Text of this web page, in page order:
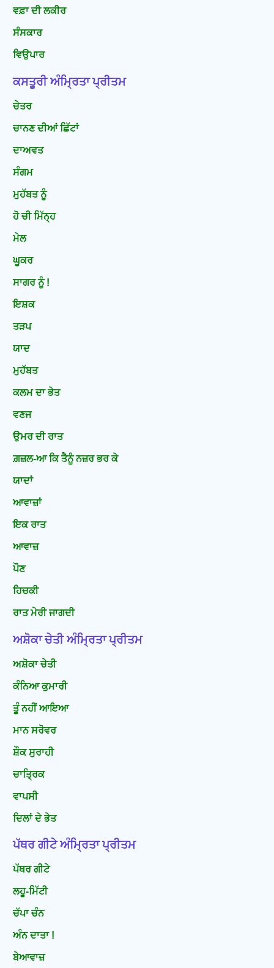
ਵਫ਼ਾ ਦੀ ਲਕੀਰ
ਸੰਸਕਾਰ
ਵਿਉਪਾਰ
ਕਸਤੂਰੀ ਅੰਮ੍ਰਿਤਾ ਪ੍ਰੀਤਮ
ਚੇਤਰ
ਚਾਨਣ ਦੀਆਂ ਛਿੱਟਾਂ
ਦਾਅਵਤ
ਸੰਗਮ
ਮੁਹੱਬਤ ਨੂੰ
ਹੋ ਚੀ ਮਿੱਨ੍ਹ
ਮੇਲ
ਘੂਕਰ
ਸਾਗਰ ਨੂੰ !
ਇਸ਼ਕ
ਤੜਪ
ਯਾਦ
ਮੁਹੱਬਤ
ਕਲਮ ਦਾ ਭੇਤ
ਵਣਜ
ਉਮਰ ਦੀ ਰਾਤ
ਗ਼ਜ਼ਲ-ਆ ਕਿ ਤੈਨੂੰ ਨਜ਼ਰ ਭਰ ਕੇ
ਯਾਦਾਂ
ਆਵਾਜ਼ਾਂ
ਇਕ ਰਾਤ
ਆਵਾਜ਼
ਪੌਣ
ਹਿਚਕੀ
ਰਾਤ ਮੇਰੀ ਜਾਗਦੀ
ਅਸ਼ੋਕਾ ਚੇਤੀ ਅੰਮ੍ਰਿਤਾ ਪ੍ਰੀਤਮ
ਅਸ਼ੋਕਾ ਚੇਤੀ
ਕੰਨਿਆ ਕੁਮਾਰੀ
ਤੂੰ ਨਹੀਂ ਆਇਆ
ਮਾਨ ਸਰੋਵਰ
ਸ਼ੌਕ ਸੁਰਾਹੀ
ਚਾਤ੍ਰਿਕ
ਵਾਪਸੀ
ਦਿਲਾਂ ਦੇ ਭੇਤ
ਪੱਥਰ ਗੀਟੇ ਅੰਮ੍ਰਿਤਾ ਪ੍ਰੀਤਮ
ਪੱਥਰ ਗੀਟੇ
ਲਹੂ-ਮਿੱਟੀ
ਚੱਪਾ ਚੰਨ
ਅੰਨ ਦਾਤਾ !
ਬੇਆਵਾਜ਼